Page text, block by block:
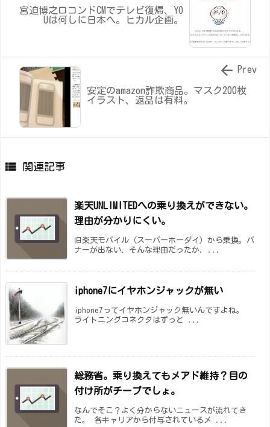
宮迫博之ロコンドCMでテレビ復帰、YO
Uは何しに日本へ。ヒカル企画。
安定のamazon詐欺商品。マスク200枚
イラスト、返品は有料。
 Prev
 関連記事
楽天UNLIMITEDへの乗り換えができない。
理由が分かりにくい。
旧楽天モバイル（スーパーホーダイ）から乗換。バ
ナーが出ない、そんな理由だったか. ...
iphone7にイヤホンジャックが無い
iphone7ってイヤホンジャック無いんですよね。
ライトニングコネクタはずっと ...
総務省。乗り換えてもメアド維持？目の
付け所がチープでしょ。
なんでそこ？よく分からないニュースが流れてき
た。 各キャリアから付与されているメ ...